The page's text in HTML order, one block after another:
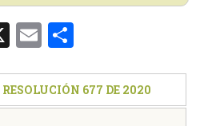
X Email
677 DE 2020